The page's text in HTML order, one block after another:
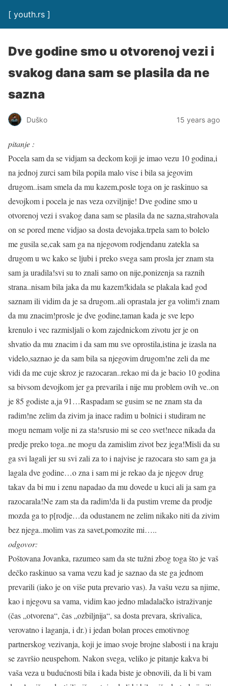
[ youth.rs ]
Dve godine smo u otvorenoj vezi i
svakog dana sam se plasila da ne
sazna
Duško 15 years ago
pitanje :
Pocela sam da se vidjam sa deckom koji je imao vezu 10 godina,i
na jednoj zurci sam bila popila malo vise i bila sa jegovim
drugom..isam smela da mu kazem,posle toga on je raskinuo sa
devojkom i pocela je nas veza ozviljnije! Dve godine smo u
otvorenoj vezi i svakog dana sam se plasila da ne sazna,strahovala
on se pored mene vidjao sa dosta devojaka.trpela sam to bolelo
me gusila se,cak sam ga na njegovom rodjendanu zatekla sa
drugom u wc kako se ljubi i preko svega sam prosla jer znam sta
sam ja uradila!svi su to znali samo on nije,ponizenja sa raznih
strana..nisam bila jaka da mu kazem!kidala se plakala kad god
saznam ili vidim da je sa drugom..ali oprastala jer ga volim!i znam
da mu znacim!prosle je dve godine,taman kada je sve lepo
krenulo i vec razmisljali o kom zajednickom zivotu jer je on
shvatio da mu znacim i da sam mu sve oprostila,istina je izasla na
videlo,saznao je da sam bila sa njegovim drugom!ne zeli da me
vidi da me cuje skroz je razocaran..rekao mi da je bacio 10 godina
sa bivsom devojkom jer ga prevarila i nije mu problem ovih ve..on
je 85 godiste a,ja 91…Raspadam se gusim se ne znam sta da
radim!ne zelim da zivim ja inace radim u bolnici i studiram ne
mogu nemam volje ni za sta!srusio mi se ceo svet!nece nikada da
predje preko toga..ne mogu da zamislim zivot bez jega!Misli da su
ga svi lagali jer su svi zali za to i najvise je razocara sto sam ga ja
lagala dve godine…o zna i sam mi je rekao da je njegov drug
takav da bi mu i zenu napadao da mu dovede u kuci ali ja sam ga
razocarala!Ne zam sta da radim!da li da pustim vreme da prodje
mozda ga to p[rodje…da odustanem ne zelim nikako niti da zivim
bez njega..molim vas za savet,pomozite mi…..
odgovor:
Poštovana Jovanka, razumeo sam da ste tužni zbog toga što je vaš
dečko raskinuo sa vama vezu kad je saznao da ste ga jednom
prevarili (iako je on više puta prevario vas). Ja vašu vezu sa njime,
kao i njegovu sa vama, vidim kao jedno mladalačko istraživanje
(čas „otvorena“, čas „ozbiljnija“, sa dosta prevara, skrivalica,
verovatno i laganja, i dr.) i jedan bolan proces emotivnog
partnerskog vezivanja, koji je imao svoje brojne slabosti i na kraju
se završio neuspehom. Nakon svega, veliko je pitanje kakva bi
vaša veza u budućnosti bila i kada biste je obnovili, da li bi vam